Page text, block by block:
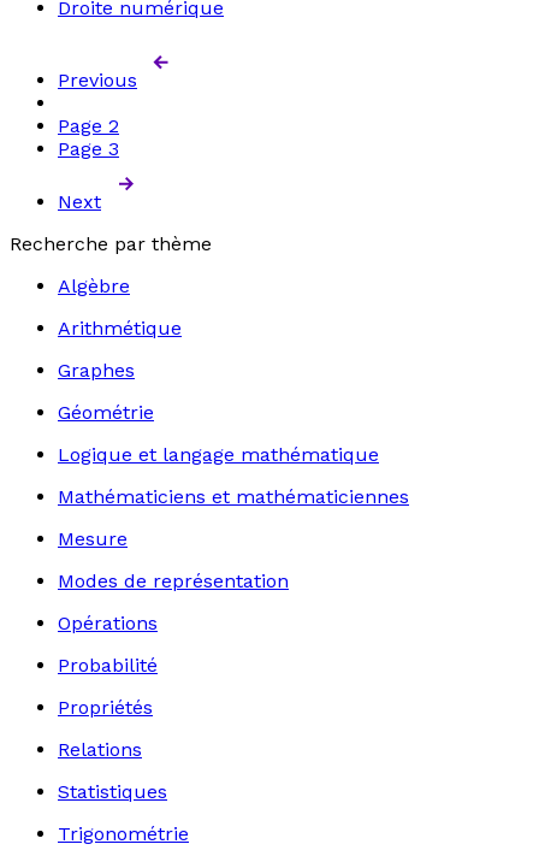
Droite numérique
Previous
Page 2
Page 3
Next
Recherche par thème
Algèbre
Arithmétique
Graphes
Géométrie
Logique et langage mathématique
Mathématiciens et mathématiciennes
Mesure
Modes de représentation
Opérations
Probabilité
Propriétés
Relations
Statistiques
Trigonométrie